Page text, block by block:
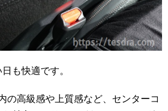
も快適です。
の高級感や上質感など、センターコ